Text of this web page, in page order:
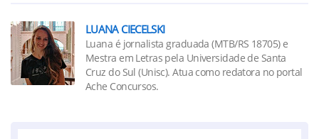
LUANA CIECELSKI
Luana é jornalista graduada (MTB/RS 18705) e
Mestra em Letras pela Universidade de Santa
Cruz do Sul (Unisc). Atua como redatora no portal
Ache Concursos.